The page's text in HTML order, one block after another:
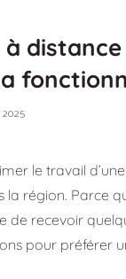
distance
le travail
région. Parce
de recevoir
pour préférer